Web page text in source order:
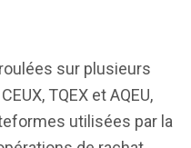
sur plusieurs
TQEX et AQEU,
utilisées par la